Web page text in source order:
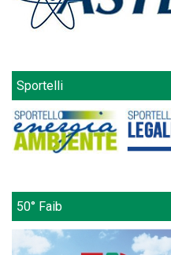
Sportelli
50° Faib